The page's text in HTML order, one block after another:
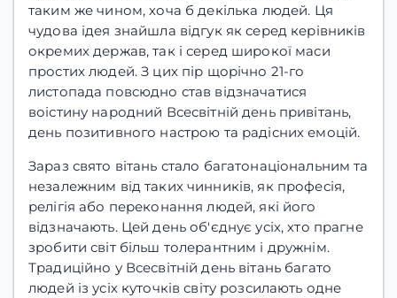
таким же чином, хоча б декілька людей. Ця
чудова ідея знайшла відгук як серед керівників
окремих держав, так і серед широкої маси
простих людей. З цих пір щорічно 21-го
листопада повсюдно став відзначатися
воістину народний Всесвітній день привітань,
день позитивного настрою та радісних емоцій.
Зараз свято вітань стало багатонаціональним та
незалежним від таких чинників, як професія,
релігія або переконання людей, які його
відзначають. Цей день об'єднує усіх, хто прагне
зробити світ більш толерантним і дружнім.
Традиційно у Всесвітній день вітань багато
людей із усіх куточків світу розсилають одне